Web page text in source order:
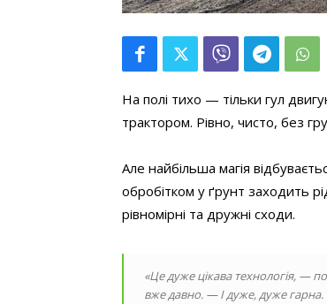
На полі тихо — тільки гул
трактором. Рівно, чисто, без
Але найбільша магія
обробітком у ґрунт заходить
рівномірні та дружні сходи.
«Це дуже цікава технологія, —
вже давно. — І дуже, дуже